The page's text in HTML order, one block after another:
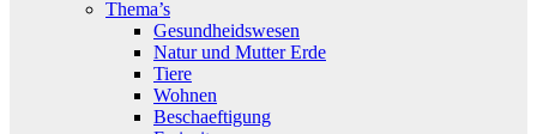
Thema’s
Gesundheidswesen
Natur und Mutter Erde
Tiere
Wohnen
Beschaeftigung